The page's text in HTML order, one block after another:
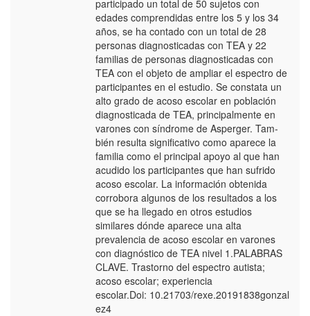
participado un total de 50 sujetos con
edades comprendidas entre los 5 y los 34
años, se ha contado con un total de 28
personas diagnosticadas con TEA y 22
familias de personas diagnosticadas con
TEA con el objeto de ampliar el espectro de
participantes en el estudio. Se constata un
alto grado de acoso escolar en población
diagnosticada de TEA, principalmente en
varones con síndrome de Asperger. Tam­
bién resulta significativo como aparece la
familia como el principal apoyo al que han
acudido los participantes que han sufrido
acoso escolar. La información obtenida
corrobora algunos de los resultados a los
que se ha llegado en otros estudios
similares dónde aparece una alta
prevalencia de acoso escolar en varones
con diagnóstico de TEA nivel 1.PALABRAS
CLAVE. Trastorno del espectro autista;
acoso escolar; experiencia
escolar.Doi: 10.21703/rexe.20191838gonzal
ez4